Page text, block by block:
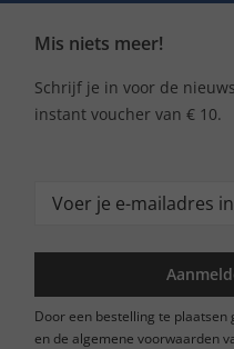
Mis niets meer!
Schrijf je in voor de
instant voucher van € 10.
Door een bestelling te
en de algemene voorwaarden